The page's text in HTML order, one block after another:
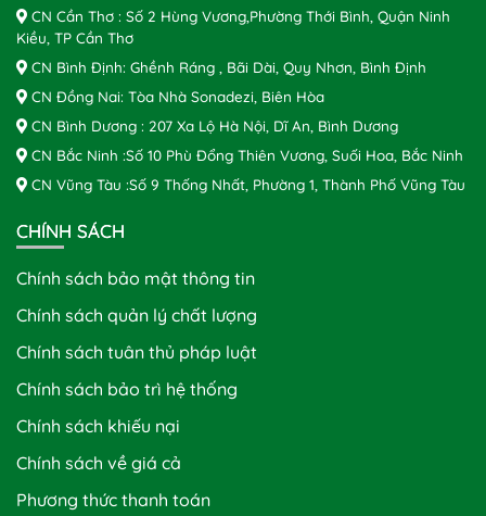
CN Cần Thơ : Số 2 Hùng Vương,Phường Thới Bình, Quận Ninh
Kiều, TP Cần Thơ
CN Bình Định: Ghềnh Ráng , Bãi Dài, Quy Nhơn, Bình Định
CN Đồng Nai: Tòa Nhà Sonadezi, Biên Hòa
CN Bình Dương : 207 Xa Lộ Hà Nội, Dĩ An, Bình Dương
CN Bắc Ninh :Số 10 Phù Đổng Thiên Vương, Suối Hoa, Bắc Ninh
CN Vũng Tàu :Số 9 Thống Nhất, Phường 1, Thành Phố Vũng Tàu
CHÍNH SÁCH
Chính sách bảo mật thông tin
Chính sách quản lý chất lượng
Chính sách tuân thủ pháp luật
Chính sách bảo trì hệ thống
Chính sách khiếu nại
Chính sách về giá cả
Phương thức thanh toán